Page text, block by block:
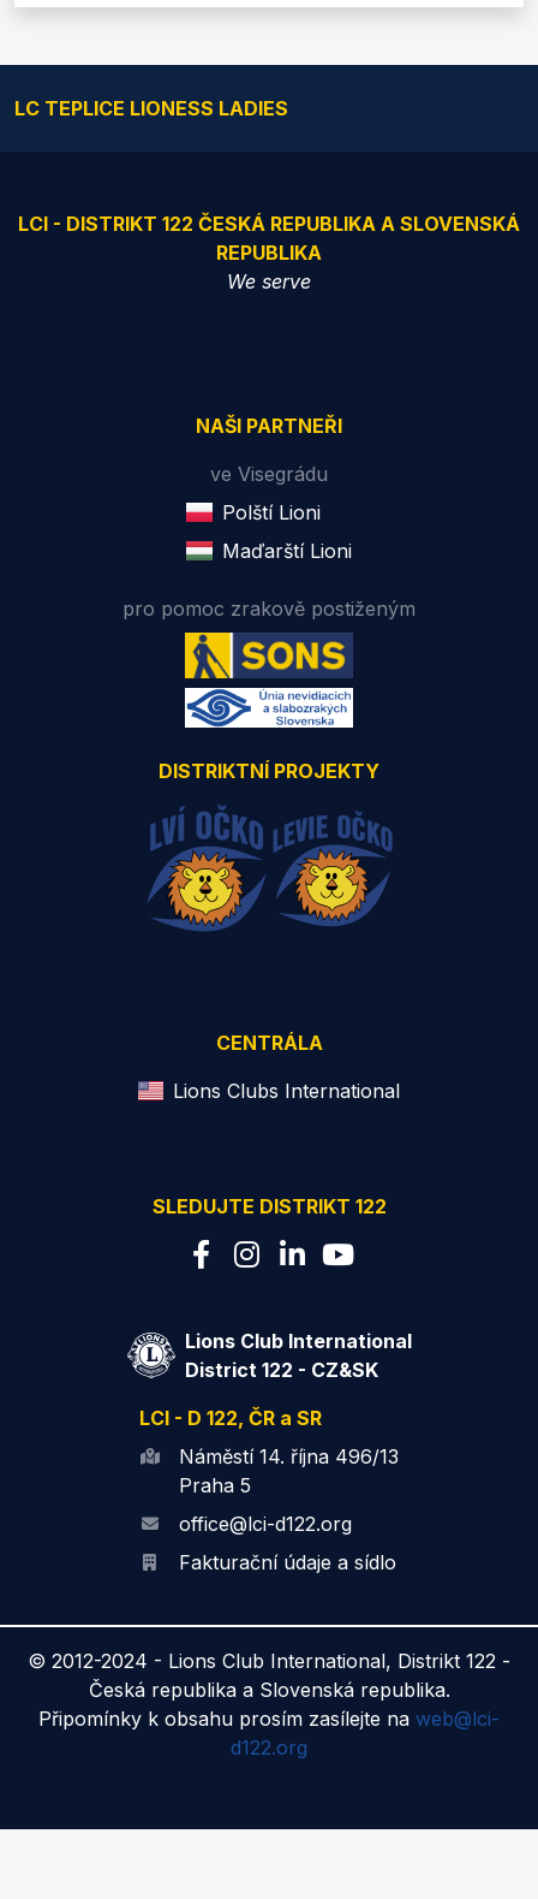
LC TEPLICE LIONESS LADIES
LCI - DISTRIKT 122 ČESKÁ REPUBLIKA A SLOVENSKÁ
REPUBLIKA
We serve
NAŠI PARTNEŘI
ve Visegrádu
Polští Lioni
Maďarští Lioni
pro pomoc zrakově postiženým
DISTRIKTNÍ PROJEKTY
CENTRÁLA
Lions Clubs International
SLEDUJTE DISTRIKT 122
Lions Club International
District 122 - CZ&SK
LCI - D 122, ČR a SR
Náměstí 14. října 496/13
Praha 5
office@lci-d122.org
Fakturační údaje a sídlo
© 2012-2024 - Lions Club International, Distrikt 122 -
Česká republika a Slovenská republika.
Připomínky k obsahu prosím zasílejte na web@lci-
d122.org